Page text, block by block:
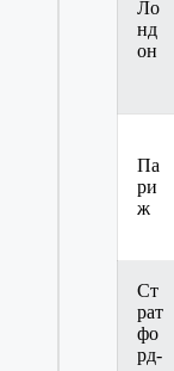
Ло
нд
он
Па
ри
ж
Ст
рат
фо
рд-